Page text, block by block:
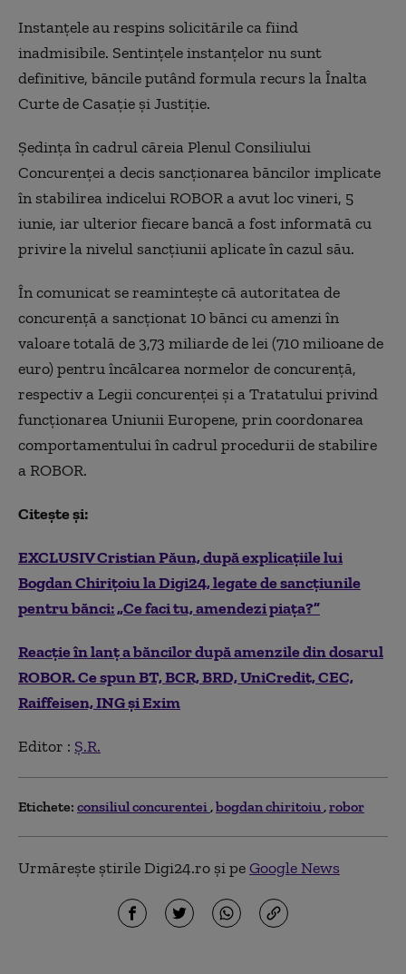
Instanţele au respins solicitările ca fiind
inadmisibile. Sentinţele instanţelor nu sunt
definitive, băncile putând formula recurs la Înalta
Curte de Casaţie şi Justiţie.
Şedinţa în cadrul căreia Plenul Consiliului
Concurenţei a decis sancţionarea băncilor implicate
în stabilirea indicelui ROBOR a avut loc vineri, 5
iunie, iar ulterior fiecare bancă a fost informată cu
privire la nivelul sancţiunii aplicate în cazul său.
În comunicat se reaminteşte că autoritatea de
concurenţă a sancţionat 10 bănci cu amenzi în
valoare totală de 3,73 miliarde de lei (710 milioane de
euro) pentru încălcarea normelor de concurenţă,
respectiv a Legii concurenţei şi a Tratatului privind
funcţionarea Uniunii Europene, prin coordonarea
comportamentului în cadrul procedurii de stabilire
a ROBOR.
Citește și:
EXCLUSIV Cristian Păun, după explicațiile lui
Bogdan Chirițoiu la Digi24, legate de sancțiunile
pentru bănci: „Ce faci tu, amendezi piața?”
Reacție în lanț a băncilor după amenzile din dosarul
ROBOR. Ce spun BT, BCR, BRD, UniCredit, CEC,
Raiffeisen, ING și Exim
Editor : Ș.R.
Etichete: consiliul concurentei bogdan chiritoiu robor
Urmărește știrile Digi24.ro și peGoogle News